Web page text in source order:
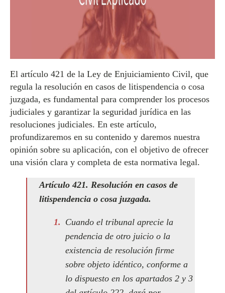
El artículo 421 de la Ley de Enjuiciamiento Civil, que
regula la resolución en casos de litispendencia o cosa
juzgada, es fundamental para comprender los procesos
judiciales y garantizar la seguridad jurídica en las
resoluciones judiciales. En este artículo,
profundizaremos en su contenido y daremos nuestra
opinión sobre su aplicación, con el objetivo de ofrecer
una visión clara y completa de esta normativa legal.
Artículo 421. Resolución en casos de
litispendencia o cosa juzgada.
Cuando el tribunal aprecie la
pendencia de otro juicio o la
existencia de resolución firme
sobre objeto idéntico, conforme a
lo dispuesto en los apartados 2 y 3